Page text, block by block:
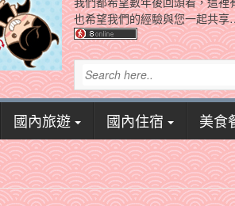
也希望我們的經驗與您一起共
國內旅遊 國內住宿 美食